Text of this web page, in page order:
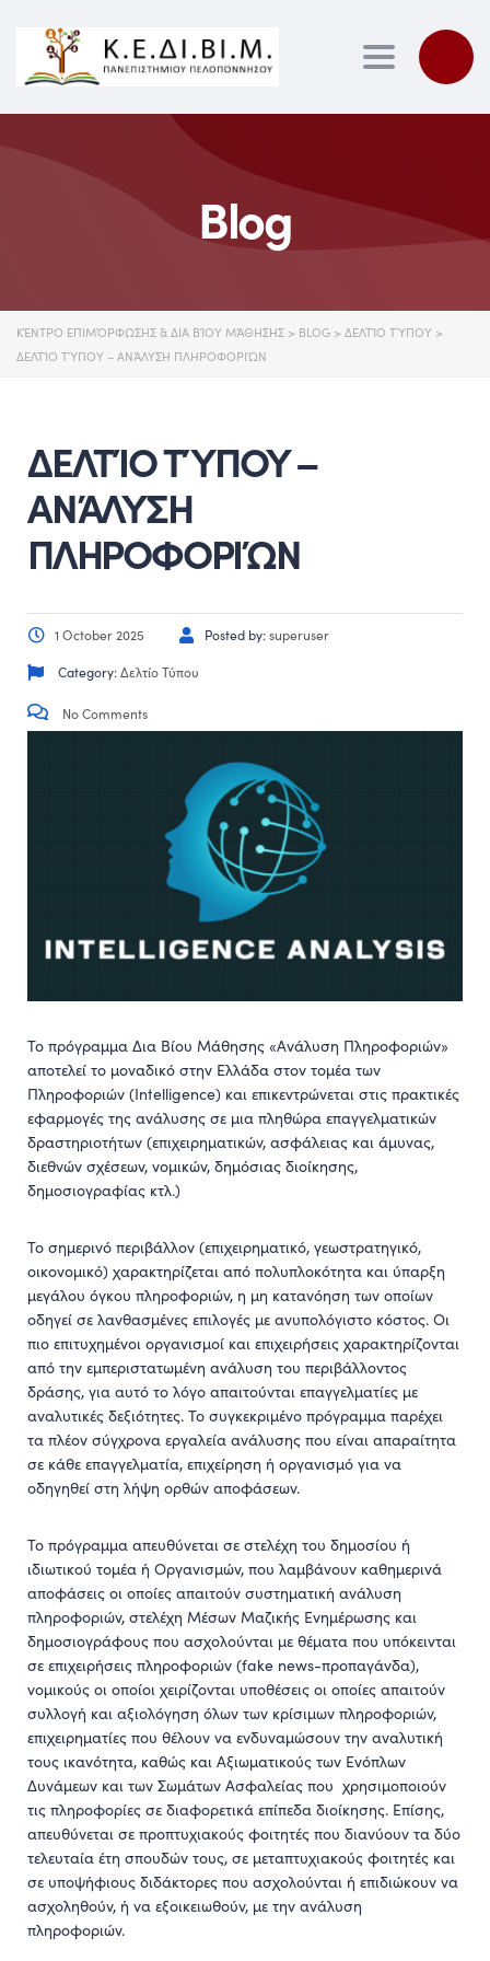
Toggle
Blog
ΚΈΝΤΡΟ ΕΠΙΜΌΡΦΩΣΗΣ & ΔΙΑ ΒΊΟΥ ΜΆΘΗΣΗΣ > BLOG > ΔΕΛΤΊΟ ΤΎΠΟΥ >
ΔΕΛΤΊΟ ΤΎΠΟΥ – ΑΝΆΛΥΣΗ ΠΛΗΡΟΦΟΡΙΏΝ
ΔΕΛΤΊΟ ΤΎΠΟΥ –
ΑΝΆΛΥΣΗ
ΠΛΗΡΟΦΟΡΙΏΝ
1 October 2025 Posted by:superuser
Category:Δελτίο Τύπου
No Comments
Το πρόγραμμα Δια Βίου Μάθησης «Ανάλυση Πληροφοριών»
αποτελεί το μοναδικό στην Ελλάδα στον τομέα των
Πληροφοριών (Intelligence) και επικεντρώνεται στις πρακτικές
εφαρμογές της ανάλυσης σε μια πληθώρα επαγγελματικών
δραστηριοτήτων (επιχειρηματικών, ασφάλειας και άμυνας,
διεθνών σχέσεων, νομικών, δημόσιας διοίκησης,
δημοσιογραφίας κτλ.)
Το σημερινό περιβάλλον (επιχειρηματικό, γεωστρατηγικό,
οικονομικό) χαρακτηρίζεται από πολυπλοκότητα και ύπαρξη
μεγάλου όγκου πληροφοριών, η μη κατανόηση των οποίων
οδηγεί σε λανθασμένες επιλογές με ανυπολόγιστο κόστος. Οι
πιο επιτυχημένοι οργανισμοί και επιχειρήσεις χαρακτηρίζονται
από την εμπεριστατωμένη ανάλυση του περιβάλλοντος
δράσης, για αυτό το λόγο απαιτούνται επαγγελματίες με
αναλυτικές δεξιότητες. To συγκεκριμένο πρόγραμμα παρέχει
τα πλέον σύγχρονα εργαλεία ανάλυσης που είναι απαραίτητα
σε κάθε επαγγελματία, επιχείρηση ή οργανισμό για να
οδηγηθεί στη λήψη ορθών αποφάσεων.
Το πρόγραμμα απευθύνεται σε στελέχη του δημοσίου ή
ιδιωτικού τομέα ή Οργανισμών, που λαμβάνουν καθημερινά
αποφάσεις οι οποίες απαιτούν συστηματική ανάλυση
πληροφοριών, στελέχη Μέσων Μαζικής Ενημέρωσης και
δημοσιογράφους που ασχολούνται με θέματα που υπόκεινται
σε επιχειρήσεις πληροφοριών (fake news-προπαγάνδα),
νομικούς οι οποίοι χειρίζονται υποθέσεις οι οποίες απαιτούν
συλλογή και αξιολόγηση όλων των κρίσιμων πληροφοριών,
επιχειρηματίες που θέλουν να ενδυναμώσουν την αναλυτική
τους ικανότητα, καθώς και Αξιωματικούς των Ενόπλων
Δυνάμεων και των Σωμάτων Ασφαλείας που χρησιμοποιούν
τις πληροφορίες σε διαφορετικά επίπεδα διοίκησης. Επίσης,
απευθύνεται σε προπτυχιακούς φοιτητές που διανύουν τα δύο
τελευταία έτη σπουδών τους, σε μεταπτυχιακούς φοιτητές και
σε υποψήφιους διδάκτορες που ασχολούνται ή επιδιώκουν να
ασχοληθούν, ή να εξοικειωθούν, με την ανάλυση
πληροφοριών.